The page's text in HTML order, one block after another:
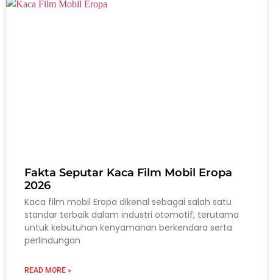
Fakta Seputar Kaca Film Mobil Eropa
2026
Kaca film mobil Eropa dikenal sebagai salah satu
standar terbaik dalam industri otomotif, terutama
untuk kebutuhan kenyamanan berkendara serta
perlindungan
READ MORE »